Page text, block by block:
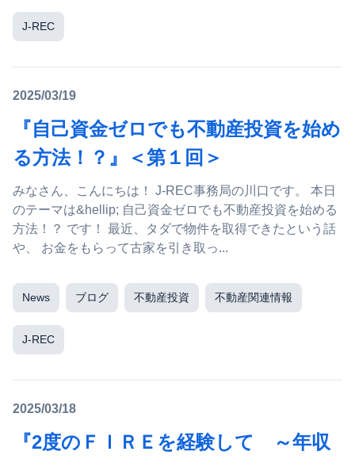
J-REC
2025/03/19
『自己資金ゼロでも不動産投資を始め
る方法！？』＜第１回＞
みなさん、こんにちは！ J-REC事務局の川口です。 本日
のテーマは&hellip; 自己資金ゼロでも不動産投資を始める
方法！？ です！ 最近、タダで物件を取得できたという話
や、 お金をもらって古家を引き取っ...
News ブログ 不動産投資 不動産関連情報
J-REC
2025/03/18
『2度のＦＩＲＥを経験して ～年収